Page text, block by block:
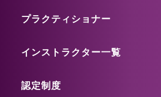
プラクティショナー
インストラクター一覧
認定制度